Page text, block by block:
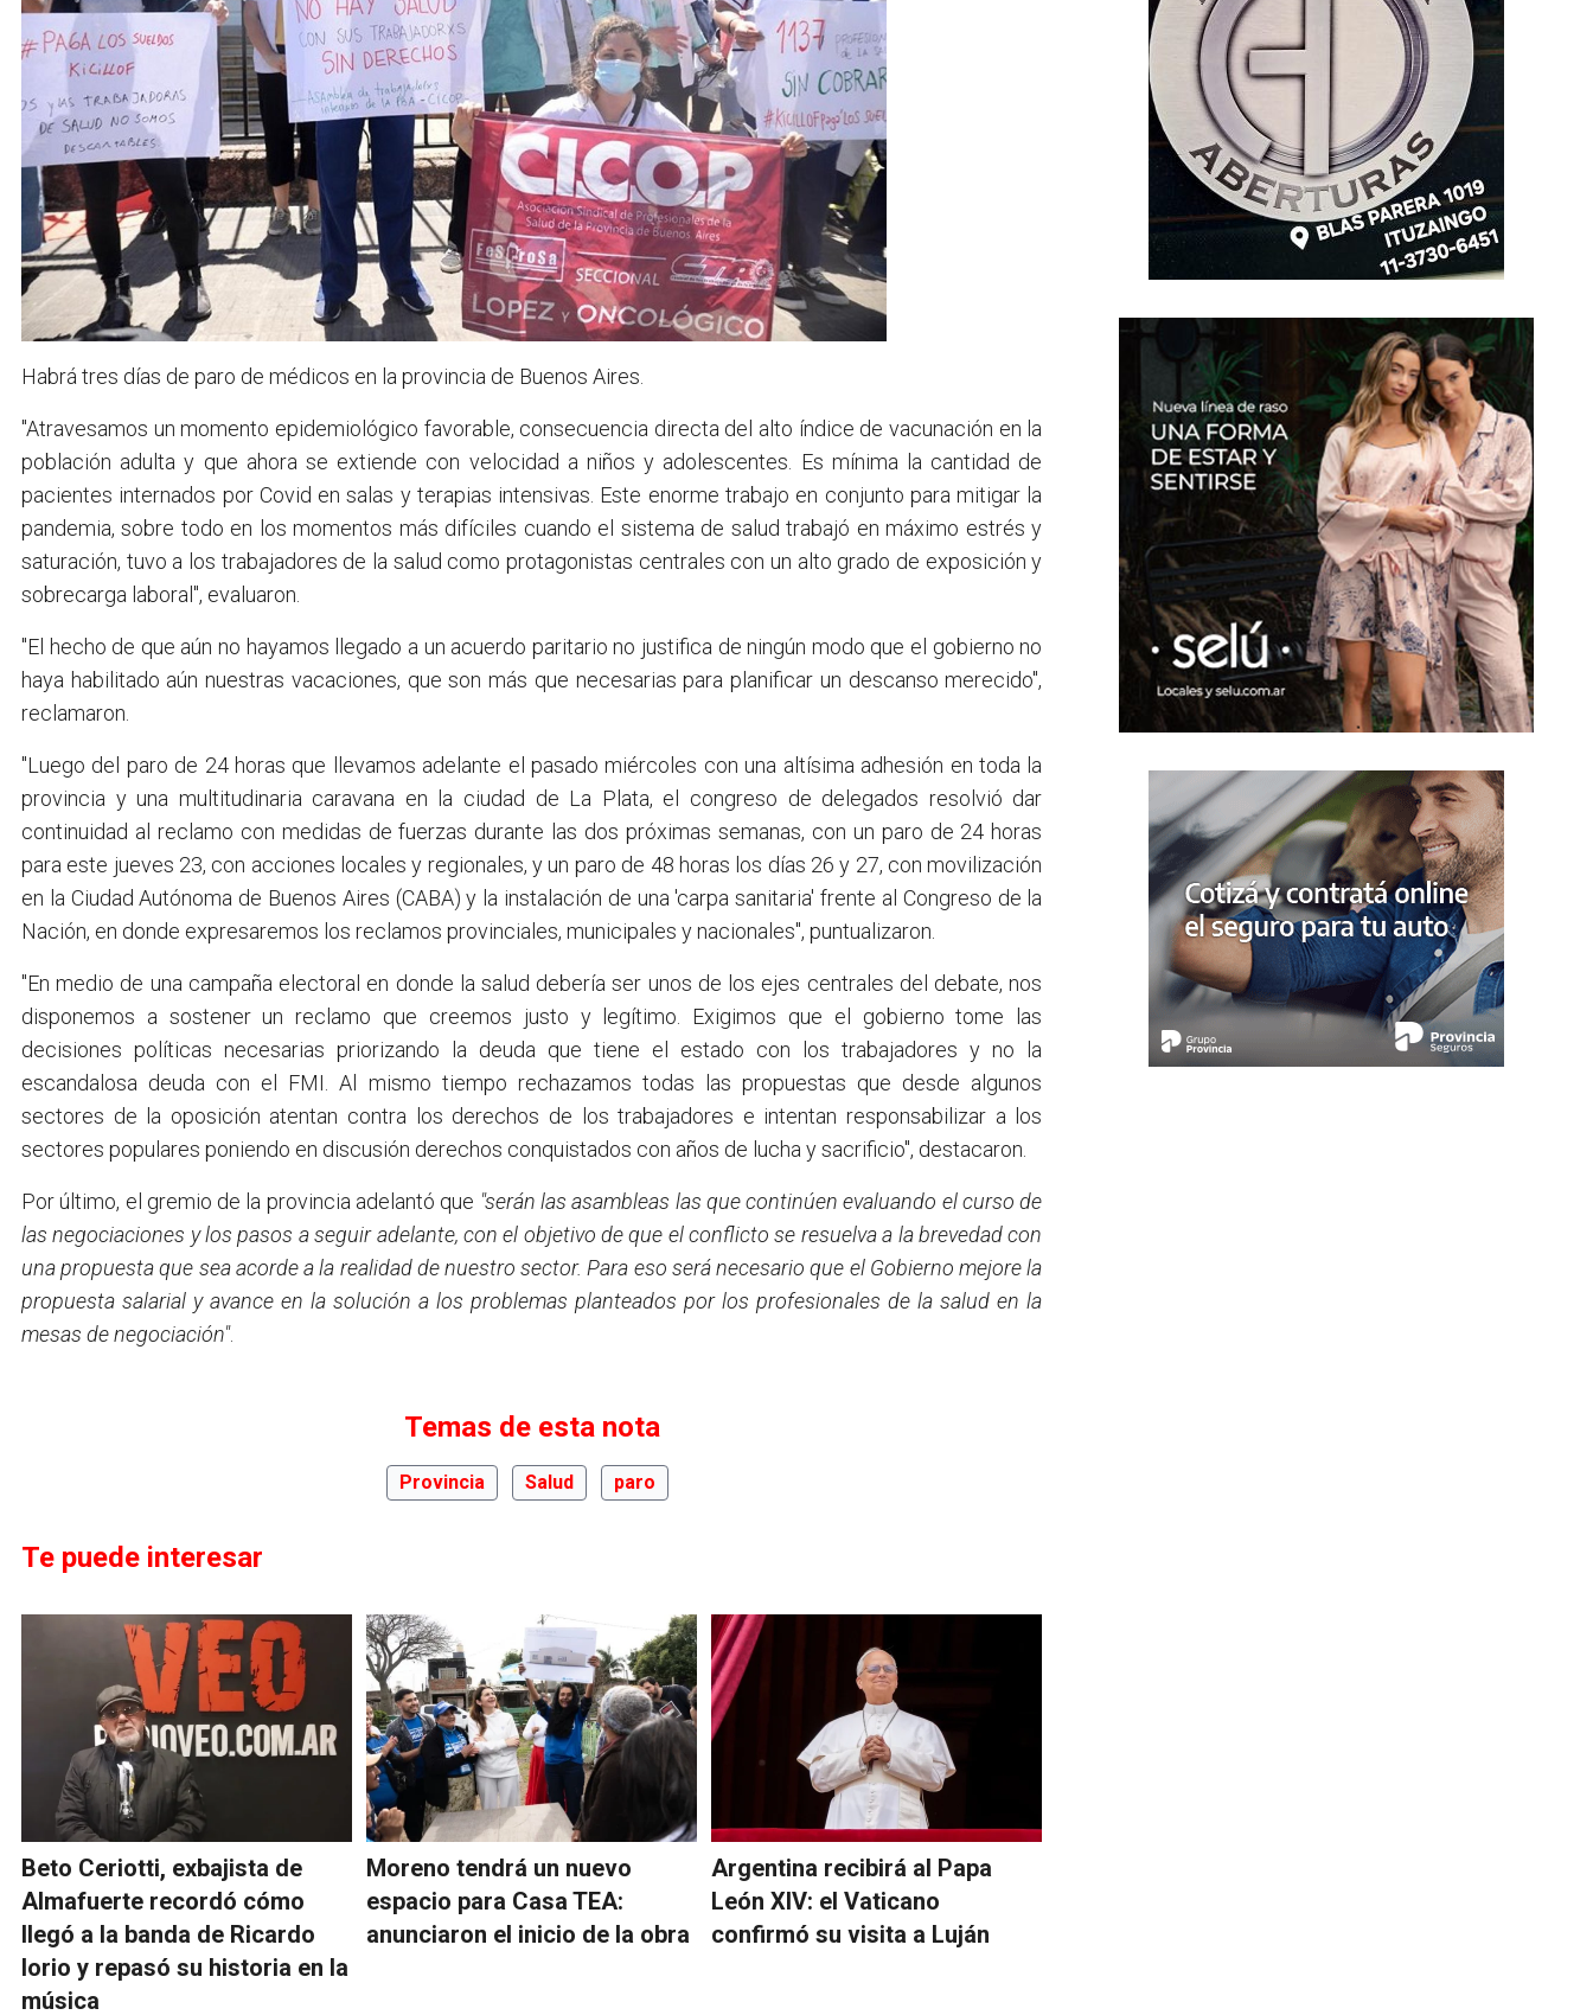
Habrá tres días de paro de médicos en la provincia de Buenos Aires.
"Atravesamos un momento epidemiológico favorable, consecuencia directa del alto índice de vacunación en la
población adulta y que ahora se extiende con velocidad a niños y adolescentes. Es mínima la cantidad de
pacientes internados por Covid en salas y terapias intensivas. Este enorme trabajo en conjunto para mitigar la
pandemia, sobre todo en los momentos más difíciles cuando el sistema de salud trabajó en máximo estrés y
saturación, tuvo a los trabajadores de la salud como protagonistas centrales con un alto grado de exposición y
sobrecarga laboral", evaluaron.
"El hecho de que aún no hayamos llegado a un acuerdo paritario no justifica de ningún modo que el gobierno no
haya habilitado aún nuestras vacaciones, que son más que necesarias para planificar un descanso merecido",
reclamaron.
"Luego del paro de 24 horas que llevamos adelante el pasado miércoles con una altísima adhesión en toda la
provincia y una multitudinaria caravana en la ciudad de La Plata, el congreso de delegados resolvió dar
continuidad al reclamo con medidas de fuerzas durante las dos próximas semanas, con un paro de 24 horas
para este jueves 23, con acciones locales y regionales, y un paro de 48 horas los días 26 y 27, con movilización
en la Ciudad Autónoma de Buenos Aires (CABA) y la instalación de una 'carpa sanitaria' frente al Congreso de la
Nación, en donde expresaremos los reclamos provinciales, municipales y nacionales", puntualizaron.
"En medio de una campaña electoral en donde la salud debería ser unos de los ejes centrales del debate, nos
disponemos a sostener un reclamo que creemos justo y legítimo. Exigimos que el gobierno tome las
decisiones políticas necesarias priorizando la deuda que tiene el estado con los trabajadores y no la
escandalosa deuda con el FMI. Al mismo tiempo rechazamos todas las propuestas que desde algunos
sectores de la oposición atentan contra los derechos de los trabajadores e intentan responsabilizar a los
sectores populares poniendo en discusión derechos conquistados con años de lucha y sacrificio", destacaron.
Por último, el gremio de la provincia adelantó que "serán las asambleas las que continúen evaluando el curso de
las negociaciones y los pasos a seguir adelante, con el objetivo de que el conflicto se resuelva a la brevedad con
una propuesta que sea acorde a la realidad de nuestro sector. Para eso será necesario que el Gobierno mejore la
propuesta salarial y avance en la solución a los problemas planteados por los profesionales de la salud en la
mesas de negociación".
Temas de esta nota
Provincia Salud paro
Te puede interesar
Beto Ceriotti, exbajista de
Almafuerte recordó cómo
llegó a la banda de Ricardo
Iorio y repasó su historia en la
música
Moreno tendrá un nuevo
espacio para Casa TEA:
anunciaron el inicio de la obra
Argentina recibirá al Papa
León XIV: el Vaticano
confirmó su visita a Luján